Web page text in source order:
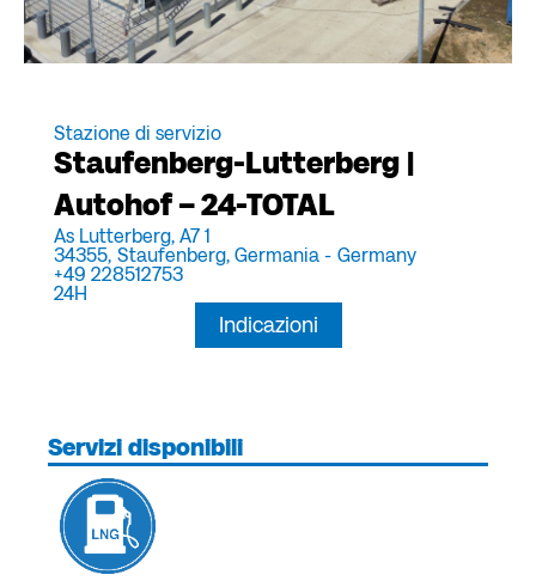
Stazione di servizio
Staufenberg-Lutterberg |
Autohof – 24-TOTAL
As Lutterberg, A7 1
34355, Staufenberg, Germania - Germany
+49 228512753
24H
Indicazioni
Servizi disponibili